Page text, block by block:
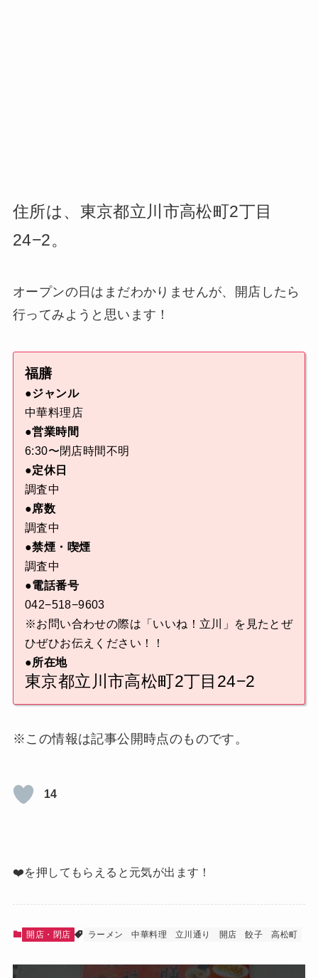
住所は、 東京都立川市高松町2丁目
24−2。
オープンの日はまだわかりませんが、開店したら
行ってみようと思います！
福膳
●ジャンル
中華料理店
●営業時間
6:30〜閉店時間不明
●定休日
調査中
●席数
調査中
●禁煙・喫煙
調査中
●電話番号
042−518−9603
※お問い合わせの際は「いいね！立川」を見たとぜ
ひぜひお伝えください！！
●所在地
東京都立川市高松町2丁目24−2
※この情報は記事公開時点のものです。
14
❤️を押してもらえると元気が出ます！
開店・閉店 ラーメン 中華料理 立川通り 開店 餃子 高松町